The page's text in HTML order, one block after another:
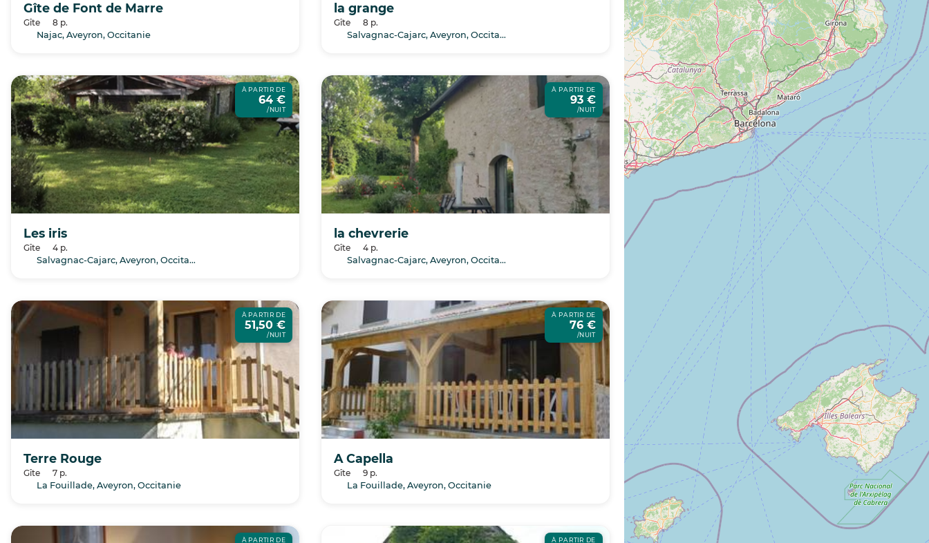
Gîte de Font de Marre
Gîte
8 p.
Najac, Aveyron, Occitanie
la grange
Gîte
8 p.
Salvagnac-Cajarc, Aveyron, Occitanie
À PARTIR DE
64 €
/NUIT
Les iris
Gîte
4 p.
Salvagnac-Cajarc, Aveyron, Occitanie
À PARTIR DE
93 €
/NUIT
la chevrerie
Gîte
4 p.
Salvagnac-Cajarc, Aveyron, Occitanie
À PARTIR DE
51,50 €
/NUIT
Terre Rouge
Gîte
7 p.
La Fouillade, Aveyron, Occitanie
À PARTIR DE
76 €
/NUIT
A Capella
Gîte
9 p.
La Fouillade, Aveyron, Occitanie
À PARTIR DE À PARTIR DE